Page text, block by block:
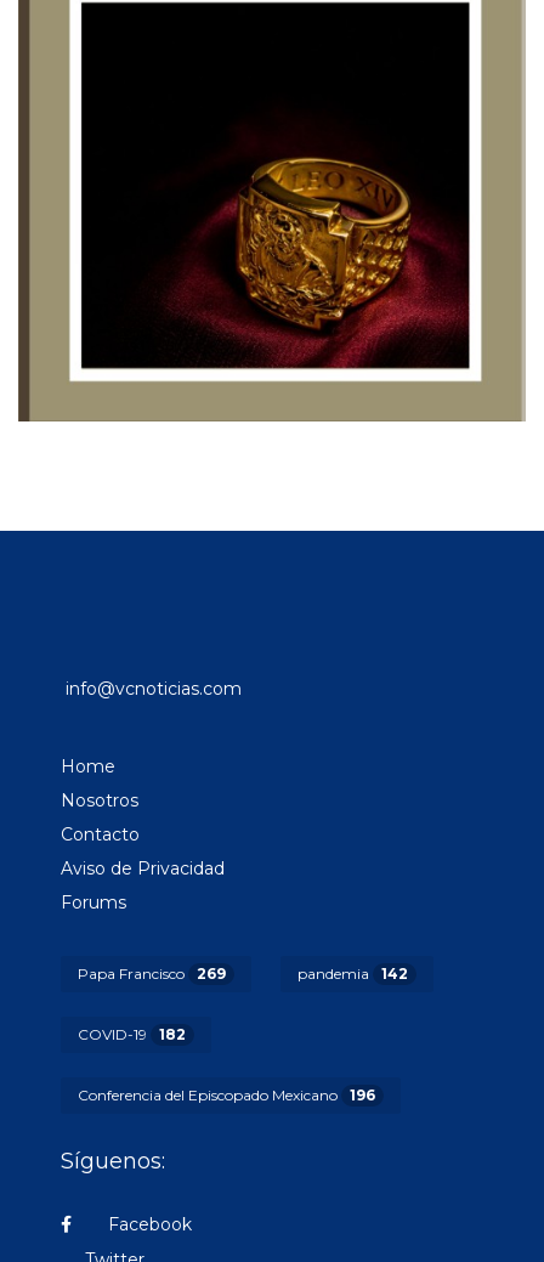
info@vcnoticias.com
Home
Nosotros
Contacto
Aviso de Privacidad
Forums
Papa Francisco 269 pandemia 142
COVID-19 182
Conferencia del Episcopado Mexicano 196
Síguenos:
Facebook